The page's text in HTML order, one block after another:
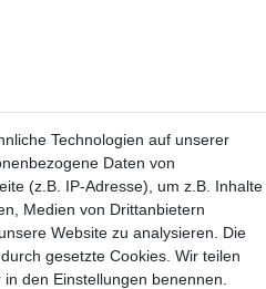
Technologien auf unserer
Daten von
(z.B. IP-Adresse), um z.B. Inhalte
Medien von Drittanbietern
Website zu analysieren. Die
gesetzte Cookies. Wir teilen
den Einstellungen benennen.